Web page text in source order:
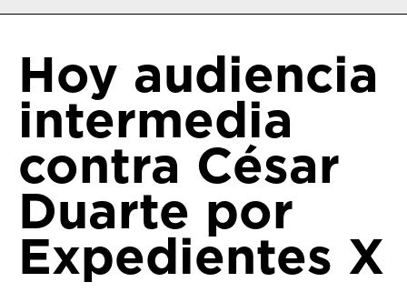
Hoy audiencia
intermedia
contra César
Duarte por
Expedientes X